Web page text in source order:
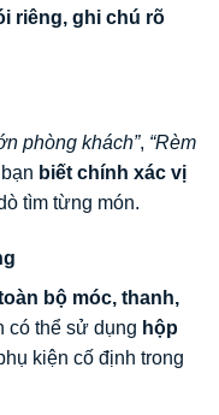
riêng, ghi chú rõ
phòng khách”, “Rèm
biết chính xác vị
tìm từng món.
bộ móc, thanh,
có thể sử dụng hộp
kiện cố định trong